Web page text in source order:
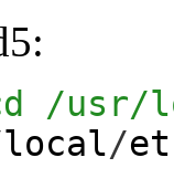
/usr/
local/